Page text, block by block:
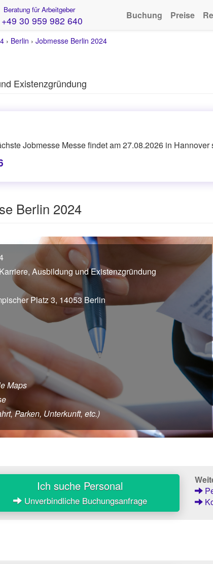
Beratung für Arbeitgeber
+49 30 959 982 640 Buchung Preise
› Berlin › Jobmesse Berlin 2024
Existenzgründung
Jobmesse Messe findet am 27.08.2026 in Hannover
Berlin 2024
Ausbildung und Existenzgründung
Platz 3, 14053 Berlin
Maps
Parken, Unterkunft, etc.)
Ich suche Personal
Unverbindliche Buchungsanfrage